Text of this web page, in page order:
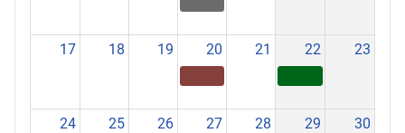
17 18 19 20 21 22 23
24 25 26 27 28 29 30